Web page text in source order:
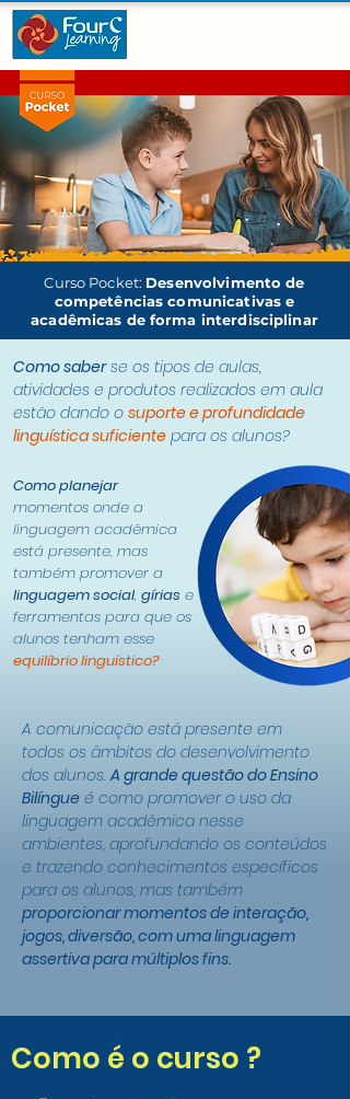
Curso Pocket: Desenvolvimento de
competências comunicativas e
acadêmicas de forma interdisciplinar
Como saberse os tipos de aulas,
atividades e produtos realizados em aula
estão dando o suporte e profundidade
linguística suficiente para os alunos?
Como planejar
momentos onde a
linguagem acadêmica
está presente, mas
também promover a
linguagem social, gírias e
ferramentas para que os
alunos tenham esse
equilíbrio linguístico?
A comunicação está presente em
todos os âmbitos do desenvolvimento
dos alunos.A grande questão do Ensino
Bilíngue é como promover o uso da
linguagem acadêmica nesse
ambientes, aprofundando os conteúdos
e trazendo conhecimentos específicos
para os alunos, mas também
proporcionar momentos de interação,
jogos, diversão, com uma linguagem
assertiva para múltiplos fins.
Como é o curso ?